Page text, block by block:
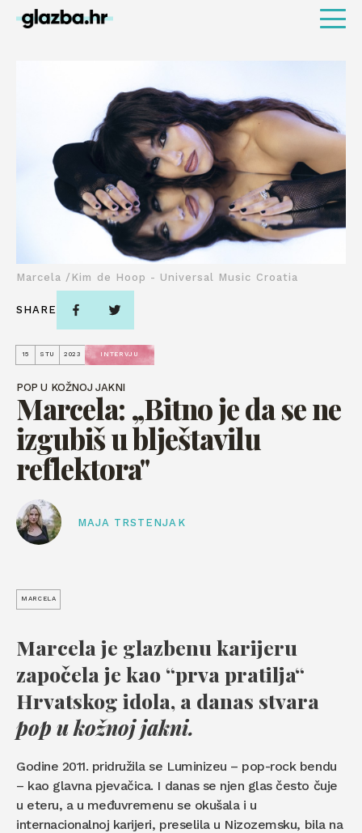
15 STU 2023 INTERVJU
POP U KOŽNOJ JAKNI
Marcela: „Bitno je da se ne
izgubiš u blještavilu
reflektora"
MAJA TRSTENJAK
Marcela /Kim de Hoop - Universal Music Croatia
SHARE
MARCELA
Marcela je glazbenu karijeru
započela je kao “prva pratilja“
Hrvatskog idola, a danas stvara
pop u kožnoj jakni.
Godine 2011. pridružila se Luminizeu – pop-rock bendu
– kao glavna pjevačica. I danas se njen glas često čuje
u eteru, a u međuvremenu se okušala i u
internacionalnoj karijeri, preselila u Nizozemsku, bila na